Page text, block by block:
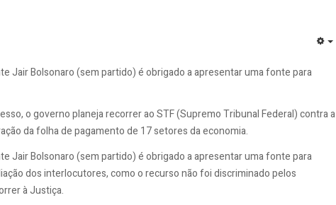
Jair Bolsonaro (sem partido) é obrigado a apresentar uma fonte para
o governo planeja recorrer ao STF (Supremo Tribunal Federal) contra a
da folha de pagamento de 17 setores da economia.
Jair Bolsonaro (sem partido) é obrigado a apresentar uma fonte para
dos interlocutores, como o recurso não foi discriminado pelos
à Justiça.